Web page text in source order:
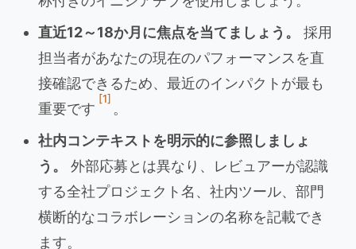
直近12～18か月に焦点を当てましょう。
採用
担当者があなたの現在のパフォーマンスを直
接確認できるため、最近のインパクトが最も
重要です
[1]
。
社内コンテキストを明示的に参照しましょ
う。
外部応募とは異なり、レビュアーが認識
する全社プロジェクト名、社内ツール、部門
横断的なコラボレーションの名称を記載でき
ます。